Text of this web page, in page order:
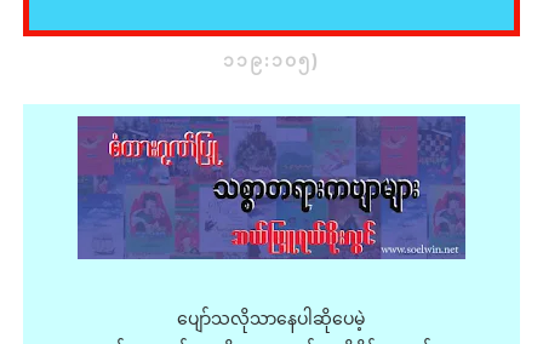
၁၁၉:၁၀၅)
ပျော်သလိုသာနေပါဆိုပေမဲ့